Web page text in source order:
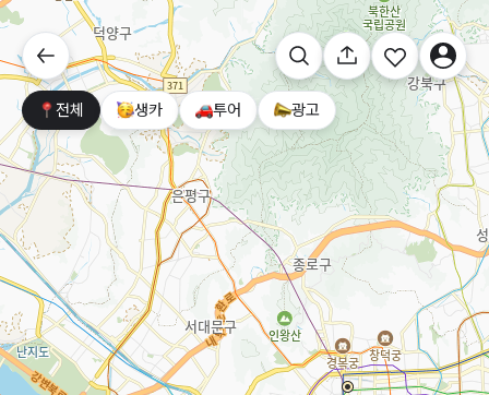
전체 생카 투어 광고